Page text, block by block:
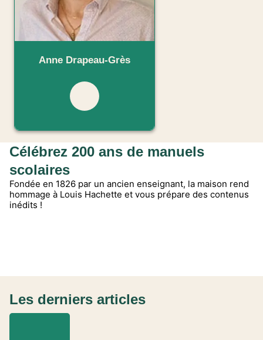
Anne Drapeau-Grès
Célébrez 200 ans de manuels
scolaires
Fondée en 1826 par un ancien enseignant, la maison rend
hommage à Louis Hachette et vous prépare des contenus
inédits !
Les derniers articles